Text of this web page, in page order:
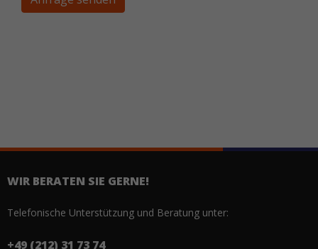
WIR BERATEN SIE GERNE!
Telefonische Unterstützung und Beratung unter:
+49 (212) 31 73 74